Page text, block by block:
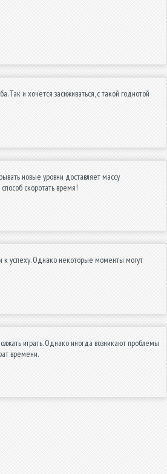
и хочется засиживаться, с такой годнотой
новые уровни доставляет массу
скоротать время!
к успеху. Однако некоторые моменты могут
играть. Однако иногда возникают проблемы
времени.